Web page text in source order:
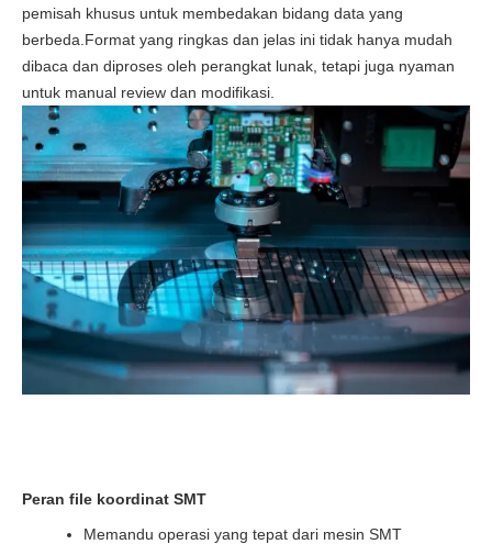
pemisah khusus untuk membedakan bidang data yang
berbeda.Format yang ringkas dan jelas ini tidak hanya mudah
dibaca dan diproses oleh perangkat lunak, tetapi juga nyaman
untuk manual review dan modifikasi.
Peran file koordinat SMT
Memandu operasi yang tepat dari mesin SMT